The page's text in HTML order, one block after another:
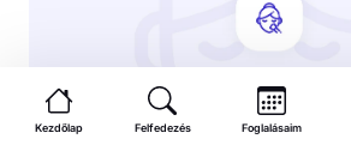
Kezdőlap Felfedezés Foglalásaim